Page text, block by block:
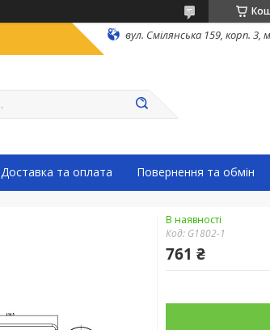
вул. Смілянська 159, корп. 3,
Доставка та оплата Повернення та обмін
В наявності
Код: G1802-1
761 ₴